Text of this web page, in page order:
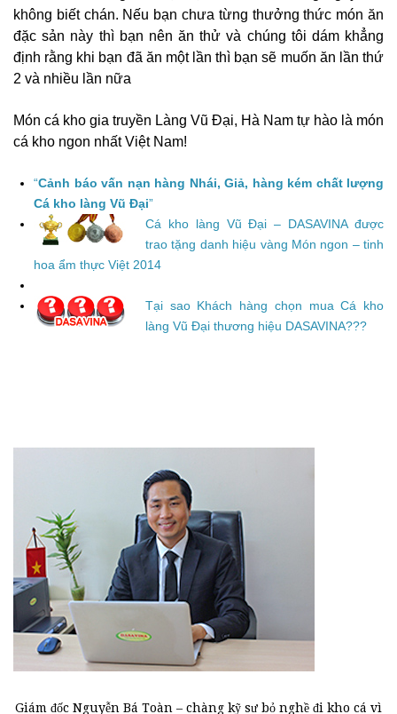
không biết chán. Nếu bạn chưa từng thưởng thức món ăn
đặc sản này thì bạn nên ăn thử và chúng tôi dám khẳng
định rằng khi bạn đã ăn một lần thì bạn sẽ muốn ăn lần thứ
2 và nhiều lần nữa
Món cá kho gia truyền Làng Vũ Đại, Hà Nam tự hào là món
cá kho ngon nhất Việt Nam!
“Cảnh báo vấn nạn hàng Nhái, Giả, hàng kém chất lượng
Cá kho làng Vũ Đại”
Cá kho làng Vũ Đại – DASAVINA được
trao tặng danh hiệu vàng Món ngon – tinh
hoa ẩm thực Việt 2014
Tại sao Khách hàng chọn mua Cá kho
làng Vũ Đại thương hiệu DASAVINA???
Giám đốc Nguyễn Bá Toàn – chàng kỹ sư bỏ nghề đi kho cá vì